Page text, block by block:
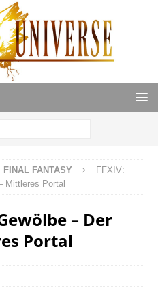
FINAL FANTASY
FFXIV:
Mittleres Portal
– Der
Portal